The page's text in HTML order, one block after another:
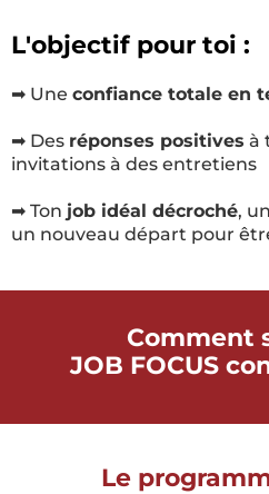
L'objectif pour toi :
➡ Une confiance totale en
➡ Des réponses positives à
invitations à des entretiens
➡ Ton job idéal décroché,
un nouveau départ pour
Comment
JOB FOCUS
Le